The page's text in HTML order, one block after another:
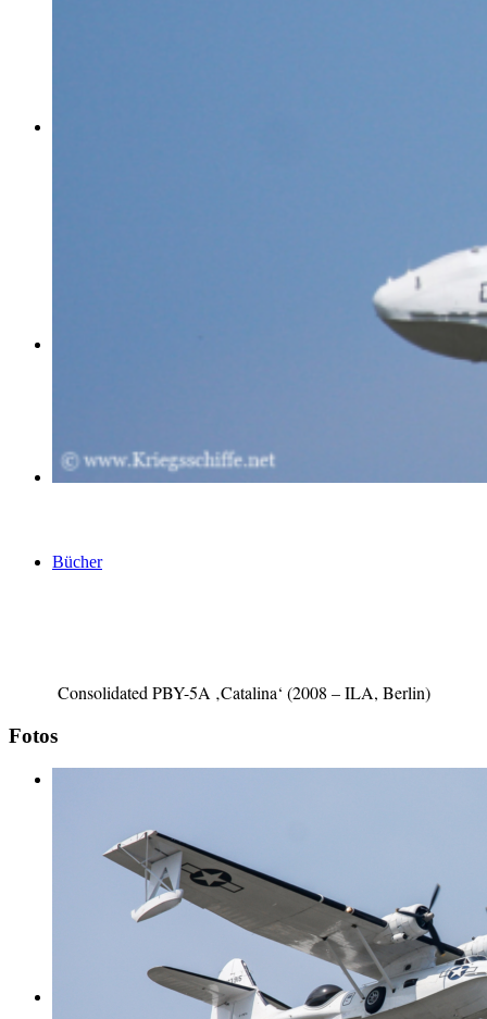
Bücher
Consolidated PBY-5A ‚Catalina‘ (2008 – ILA, Berlin)
Fotos